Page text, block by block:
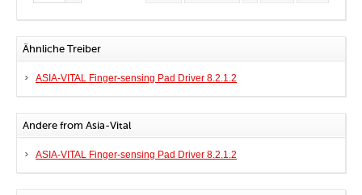
Ähnliche Treiber
ASIA-VITAL Finger-sensing Pad Driver 8.2.1.2
Andere from Asia-Vital
ASIA-VITAL Finger-sensing Pad Driver 8.2.1.2